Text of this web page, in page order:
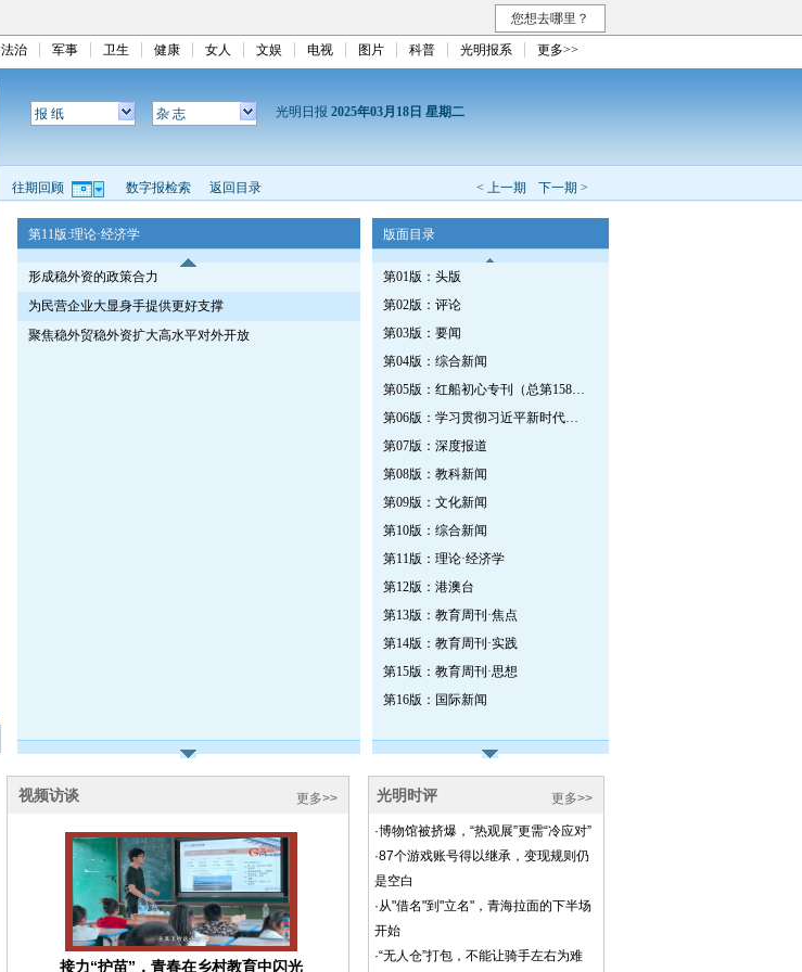
您想去哪里？
法治 军事 卫生 健康 女人 文娱 电视 图片 科普 光明报系 更多>>
报 纸 杂 志 光明日报 2025年03月18日 星期二
< 上一期 下一期 >
往期回顾 数字报检索 返回目录
第11版:理论·经济学
形成稳外资的政策合力
为民营企业大显身手提供更好支撑
聚焦稳外贸稳外资扩大高水平对外开放
版面目录
第01版：头版
第02版：评论
第03版：要闻
第04版：综合新闻
第05版：红船初心专刊（总第1586期）
第06版：学习贯彻习近平新时代中国特色社会主义思想专刊
第07版：深度报道
第08版：教科新闻
第09版：文化新闻
第10版：综合新闻
第11版：理论·经济学
第12版：港澳台
第13版：教育周刊·焦点
第14版：教育周刊·实践
第15版：教育周刊·思想
第16版：国际新闻